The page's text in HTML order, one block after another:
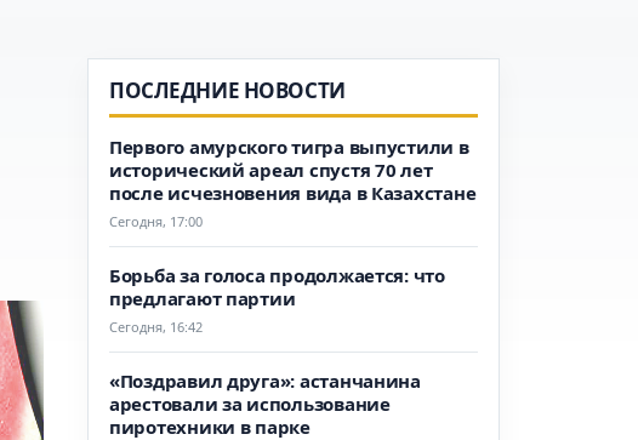
ПОСЛЕДНИЕ НОВОСТИ
Первого амурского тигра выпустили в
исторический ареал спустя 70 лет
после исчезновения вида в Казахстане
Сегодня, 17:00
Борьба за голоса продолжается: что
предлагают партии
Сегодня, 16:42
«Поздравил друга»: астанчанина
арестовали за использование
пиротехники в парке